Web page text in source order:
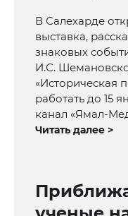
В Салехарде
выставка,
знаковых
И.С.
«Историческая
работать до 15
канал «Ямал-
Читать далее >